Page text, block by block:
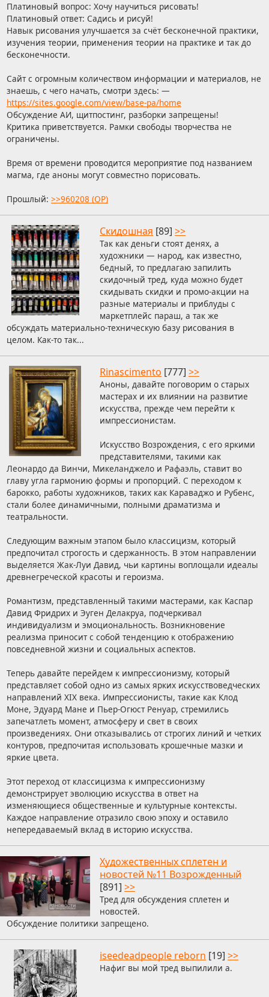
Платиновый вопрос: Хочу научиться рисовать!
Платиновый ответ: Садись и рисуй!
Навык рисования улучшается за счёт бесконечной практики,
изучения теории, применения теории на практике и так до
бесконечности.
Сайт с огромным количеством информации и материалов, не
знаешь, с чего начать, смотри здесь: —
https://sites.google.com/view/base-pa/home
Обсуждение АИ, щитпостинг, разборки запрещены!
Критика приветствуется. Рамки свободы творчества не
ограничены.
Время от времени проводится мероприятие под названием
магма, где аноны могут совместно порисовать.
Прошлый: >>960208 (OP)
Скидошная [89] >>
Так как деньги стоят денях, а
художники — народ, как известно,
бедный, то предлагаю запилить
скидочный тред, куда можно будет
скидывать скидки и промо-акции на
разные материалы и приблуды с
маркетплейс параш, а так же
обсуждать материально-техническую базу рисования в
целом. Как-то так...
Rinascimento [777] >>
Аноны, давайте поговорим о старых
мастерах и их влиянии на развитие
искусства, прежде чем перейти к
импрессионистам.
Искусство Возрождения, с его яркими
представителями, такими как
Леонардо да Винчи, Микеланджело и Рафаэль, ставит во
главу угла гармонию формы и пропорций. С переходом к
барокко, работы художников, таких как Караваджо и Рубенс,
стали более динамичными, полными драматизма и
театральности.
Следующим важным этапом было классицизм, который
предпочитал строгость и сдержанность. В этом направлении
выделяется Жак-Луи Давид, чьи картины воплощали идеалы
древнегреческой красоты и героизма.
Романтизм, представленный такими мастерами, как Каспар
Давид Фридрих и Эуген Делакруа, подчеркивал
индивидуализм и эмоциональность. Возникновение
реализма приносит с собой тенденцию к отображению
повседневной жизни и социальных аспектов.
Теперь давайте перейдем к импрессионизму, который
представляет собой одно из самых ярких искусствоведческих
направлений XIX века. Импрессионисты, такие как Клод
Моне, Эдуард Мане и Пьер-Огюст Ренуар, стремились
запечатлеть момент, атмосферу и свет в своих
произведениях. Они отказывались от строгих линий и четких
контуров, предпочитая использовать крошечные мазки и
яркие цвета.
Этот переход от классицизма к импрессионизму
демонстрирует эволюцию искусства в ответ на
изменяющиеся общественные и культурные контексты.
Каждое направление отразило свою эпоху и оставило
непередаваемый вклад в историю искусства.
Художественных сплетен и
новостей №11 Возрожденный
[891] >>
Тред для обсуждения сплетен и
новостей.
Обсуждение политики запрещено.
iseedeadpeople reborn [19] >>
Нафиг вы мой тред выпилили а.